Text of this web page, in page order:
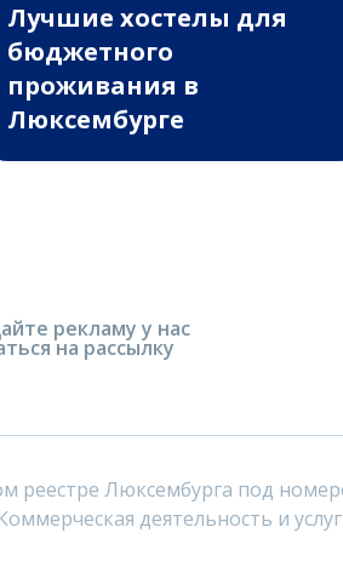
Лучшие хостелы для
бюджетного
проживания в
Люксембурге
рекламу у нас
на рассылку
реестре Люксембурга под
деятельность и